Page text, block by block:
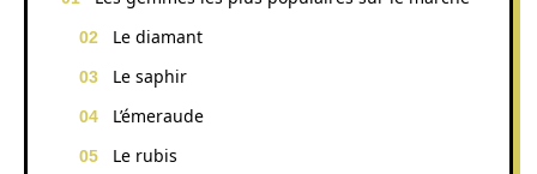
Le diamant
Le saphir
L’émeraude
Le rubis